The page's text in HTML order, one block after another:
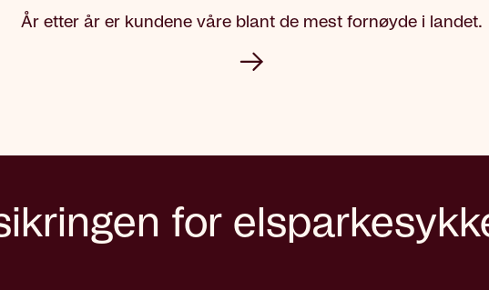
År etter år er kundene våre blant de mest fornøyde i landet.
for